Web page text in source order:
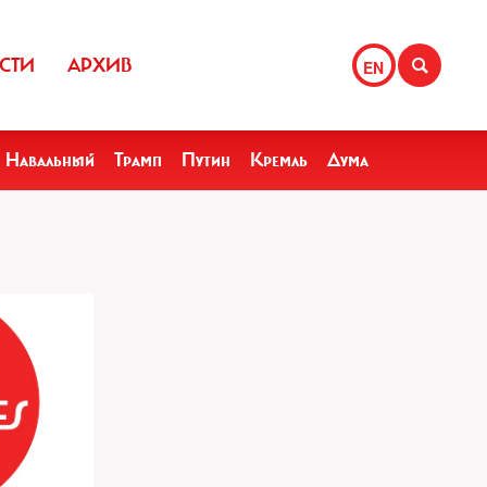
EN
АРХИВ
Навальный Трамп Путин Кремль Дума